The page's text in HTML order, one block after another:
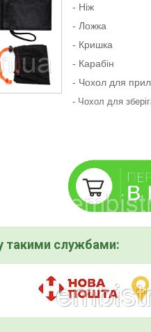
- Ніж
- Ложка
- Кришка
- Карабін
- Чохол для
- Чохол для
такими службами: